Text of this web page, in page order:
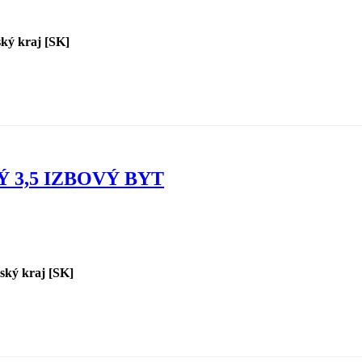
kraj [SK]
3,5 IZBOVÝ BYT
kraj [SK]